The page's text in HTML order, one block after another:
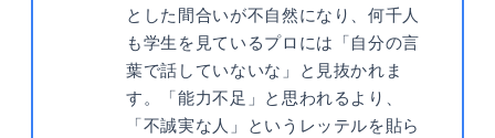
とした間合いが不自然になり、何千人
も学生を見ているプロには「自分の言
葉で話していないな」と見抜かれま
す。「能力不足」と思われるより、
「不誠実な人」というレッテルを貼ら